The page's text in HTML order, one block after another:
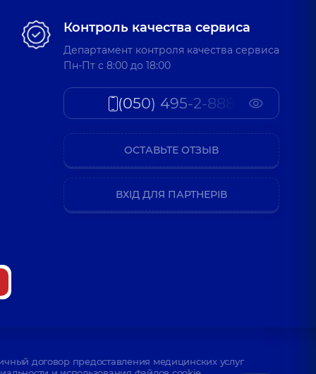
Контроль качества сервиса
Департамент контроля качества сервиса
Пн-Пт c 8:00 до 18:00
(050) 495-2-888
ОСТАВЬТЕ ОТЗЫВ
ВХІД ДЛЯ ПАРТНЕРІВ
договор предоставления медицинских услуг